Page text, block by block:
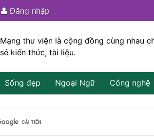
Đăng nhập
Mạng thư viện là cộng đồng cùng nhau
sẻ kiến thức, tài liệu.
Sống đẹp Ngoại Ngữ Công nghệ